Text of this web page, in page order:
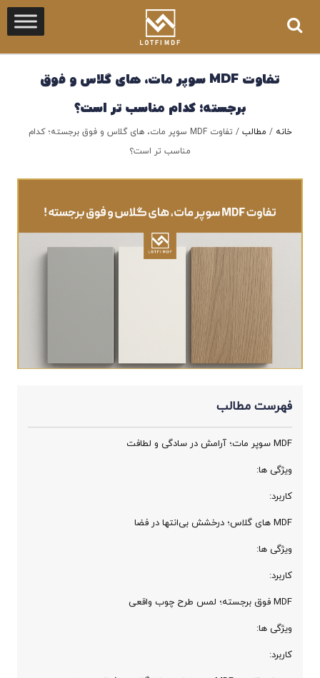
تفاوت MDF سوپر مات، های‌ گلاس و فوق
برجسته؛ کدام مناسب‌ تر است؟
خانه / مطالب /
تفاوت MDF سوپر مات، های‌ گلاس و فوق برجسته؛ کدام
مناسب‌ تر است؟
فهرست مطالب
MDF سوپر مات؛ آرامش در سادگی و لطافت
ویژگی ‌ها:
کاربرد:
MDF های‌ گلاس؛ درخشش بی‌انتها در فضا
ویژگی‌ ها:
کاربرد:
MDF فوق برجسته؛ لمس طرح چوب واقعی
ویژگی ‌ها:
کاربرد: